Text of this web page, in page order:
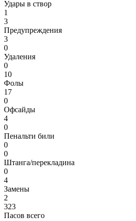
Удары в створ
1
3
Предупреждения
3
0
Удаления
0
10
Фолы
17
0
Офсайды
4
0
Пенальти били
0
0
Штанга/перекладина
0
4
Замены
2
323
Пасов всего